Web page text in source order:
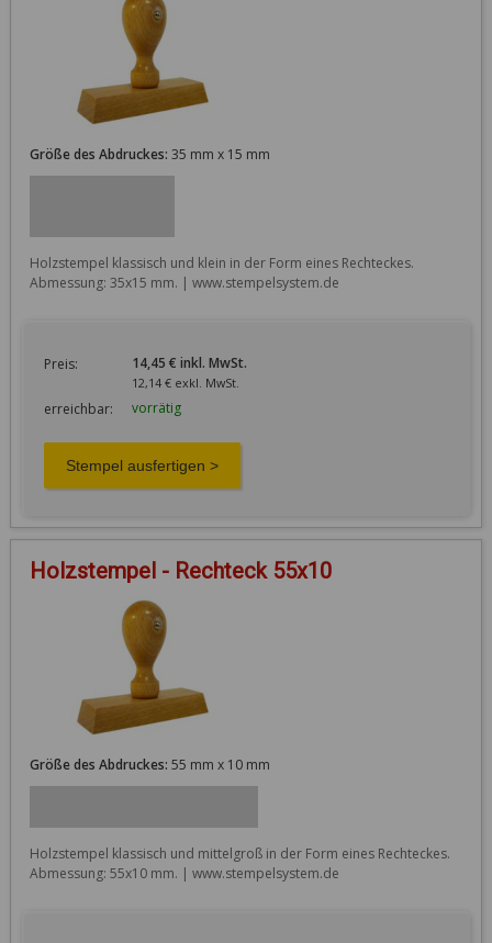
Größe des Abdruckes: 35 mm x 15 mm
Holzstempel klassisch und klein in der Form eines Rechteckes.
Abmessung: 35x15 mm. | www.stempelsystem.de
Preis: 14,45 € inkl. MwSt.
12,14 € exkl. MwSt.
erreichbar: vorrätig
Holzstempel - Rechteck 55x10
Größe des Abdruckes: 55 mm x 10 mm
Holzstempel klassisch und mittelgroß in der Form eines Rechteckes.
Abmessung: 55x10 mm. | www.stempelsystem.de